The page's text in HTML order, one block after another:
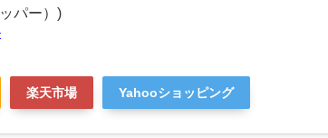
パー）)
楽天市場 Yahooショッピング